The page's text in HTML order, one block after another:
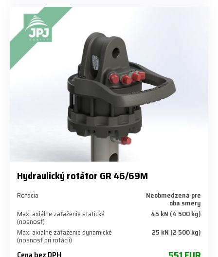
Hydraulický rotátor GR 46/69M
Rotácia Neobmedzená pre
oba smery
Max. axiálne zaťaženie statické
(nosnosť)
45 kN (4 500 kg)
Max. axiálne zaťaženie dynamické
(nosnosť pri rotácii)
25 kN (2 500 kg)